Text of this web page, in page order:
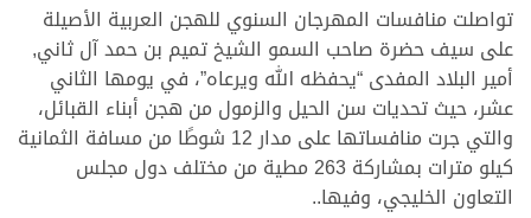
تواصلت منافسات المهرجان السنوي للهجن العربية الأصيلة
على سيف حضرة صاحب السمو الشيخ تميم بن حمد آل ثاني,
أمير البلاد المفدى “يحفظه الله ويرعاه”، في يومها الثاني
عشر، حيث تحديات سن الحيل والزمول من هجن أبناء القبائل،
والتي جرت منافساتها على مدار 12 شوطًا من مسافة الثمانية
كيلو مترات بمشاركة 263 مطية من مختلف دول مجلس
التعاون الخليجي، وفيها..